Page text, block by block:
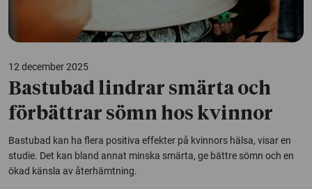
12 december 2025
Bastubad lindrar smärta och
förbättrar sömn hos kvinnor
Bastubad kan ha flera positiva effekter på kvinnors hälsa, visar en
studie. Det kan bland annat minska smärta, ge bättre sömn och en
ökad känsla av återhämtning.